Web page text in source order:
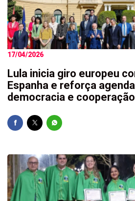
17/04/2026
Lula inicia giro europeu
Espanha e reforça
democracia e